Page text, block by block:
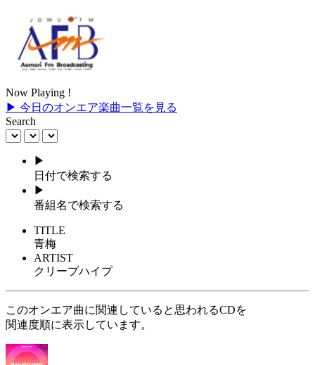
Now Playing !
▶ 今日のオンエア楽曲一覧を見る
Search
▶
日付で検索する
▶
番組名で検索する
TITLE
青梅
ARTIST
クリープハイプ
このオンエア曲に関連していると思われるCDを
関連度順に表示しています。